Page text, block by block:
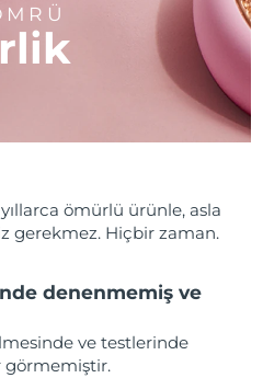
ömürlü ürünle, asla
gerekmez. Hiçbir zaman.
denenmemiş ve
ve testlerinde
görmemiştir.